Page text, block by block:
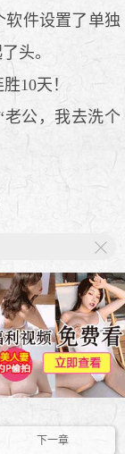
软件设置了单独
头。
10天！
公，我去洗个
下一章